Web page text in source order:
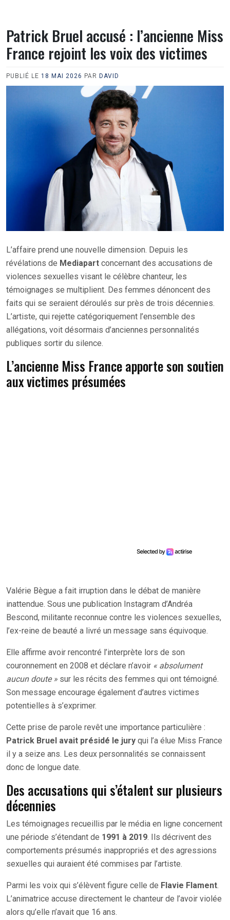
Patrick Bruel accusé : l’ancienne Miss
France rejoint les voix des victimes
PUBLIÉ LE 18 MAI 2026 PAR DAVID
L’affaire prend une nouvelle dimension. Depuis les
révélations de Mediapart concernant des accusations de
violences sexuelles visant le célèbre chanteur, les
témoignages se multiplient. Des femmes dénoncent des
faits qui se seraient déroulés sur près de trois décennies.
L’artiste, qui rejette catégoriquement l’ensemble des
allégations, voit désormais d’anciennes personnalités
publiques sortir du silence.
L’ancienne Miss France apporte son soutien
aux victimes présumées
Valérie Bègue a fait irruption dans le débat de manière
inattendue. Sous une publication Instagram d’Andréa
Bescond, militante reconnue contre les violences sexuelles,
l’ex-reine de beauté a livré un message sans équivoque.
Elle affirme avoir rencontré l’interprète lors de son
couronnement en 2008 et déclare n’avoir « absolument
aucun doute » sur les récits des femmes qui ont témoigné.
Son message encourage également d’autres victimes
potentielles à s’exprimer.
Cette prise de parole revêt une importance particulière :
Patrick Bruel avait présidé le jury qui l’a élue Miss France
il y a seize ans. Les deux personnalités se connaissent
donc de longue date.
Des accusations qui s’étalent sur plusieurs
décennies
Les témoignages recueillis par le média en ligne concernent
une période s’étendant de 1991 à 2019. Ils décrivent des
comportements présumés inappropriés et des agressions
sexuelles qui auraient été commises par l’artiste.
Parmi les voix qui s’élèvent figure celle de Flavie Flament.
L’animatrice accuse directement le chanteur de l’avoir violée
alors qu’elle n’avait que 16 ans.